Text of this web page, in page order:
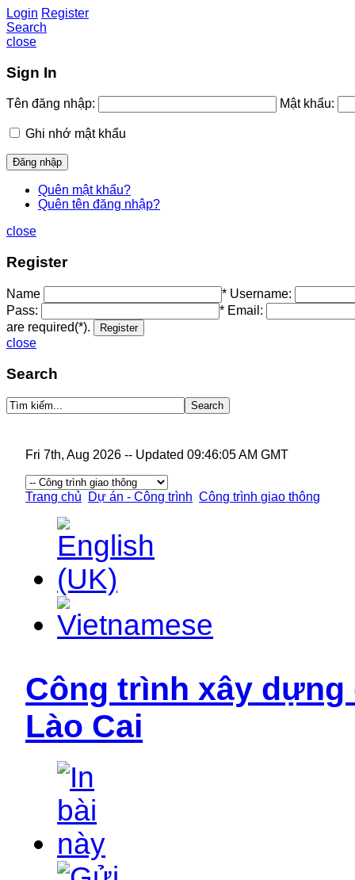
Login Register
Search
close
Sign In
Tên đăng nhập: Mật khẩu:
Ghi nhớ mật khẩu
Quên mật khẩu?
Quên tên đăng nhập?
close
Register
Name * Username:
Pass:
* Email:
are required(*).
close
Search
Fri 7th, Aug 2026 -- Updated 09:46:05 AM GMT
Trang chủ Dự án - Công trình Công trình giao thông
Công trình xây
Lào Cai